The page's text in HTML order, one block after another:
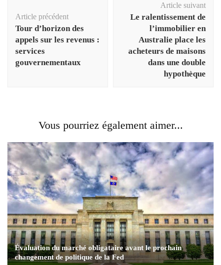
d'article
Article précédent
Tour d’horizon des
appels sur les revenus :
services
gouvernementaux
Article suivant
Le ralentissement de
l’immobilier en
Australie place les
acheteurs de maisons
dans une double
hypothèque
Vous pourriez également aimer...
Évaluation du marché obligataire avant le prochain
changement de politique de la Fed